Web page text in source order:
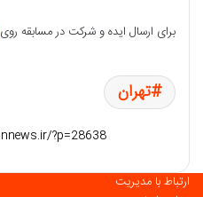
برای ارسال ایده و شرکت در مسابقه روی
تهران
ارتباط با مدیریت